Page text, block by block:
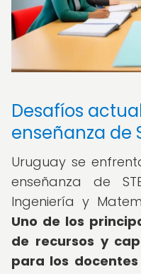
Desafíos
enseñanza de
Uruguay se
enseñanza de
Ingeniería y
Uno de los
de recursos y
para los